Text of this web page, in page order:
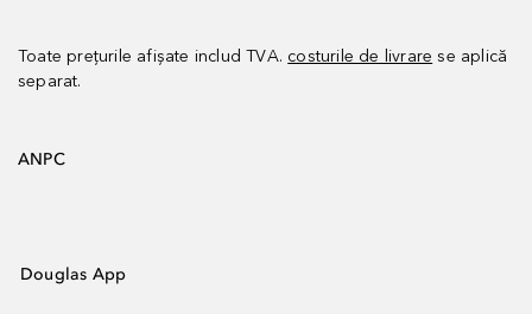
Toate prețurile afișate includ TVA. costurile de livrare se aplică
separat.
ANPC
Douglas App